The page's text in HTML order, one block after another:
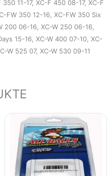
11-17, XC-F 450 08-17, XC-F
FW 350 12-16, XC-FW 350 Six
200 06-16, XC-W 250 06-16,
15-16, XC-W 400 07-10, XC-
W 525 07, XC-W 530 09-11